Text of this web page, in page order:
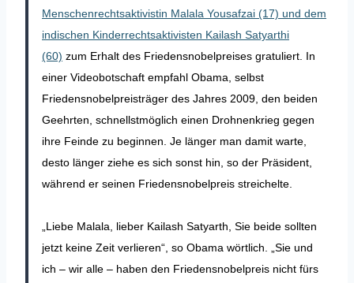
Menschenrechtsaktivistin Malala Yousafzai (17) und dem
indischen Kinderrechtsaktivisten Kailash Satyarthi
(60) zum Erhalt des Friedensnobelpreises gratuliert. In
einer Videobotschaft empfahl Obama, selbst
Friedensnobelpreisträger des Jahres 2009, den beiden
Geehrten, schnellstmöglich einen Drohnenkrieg gegen
ihre Feinde zu beginnen. Je länger man damit warte,
desto länger ziehe es sich sonst hin, so der Präsident,
während er seinen Friedensnobelpreis streichelte.
„Liebe Malala, lieber Kailash Satyarth, Sie beide sollten
jetzt keine Zeit verlieren“, so Obama wörtlich. „Sie und
ich – wir alle – haben den Friedensnobelpreis nicht fürs